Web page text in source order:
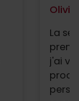
La
j'ai